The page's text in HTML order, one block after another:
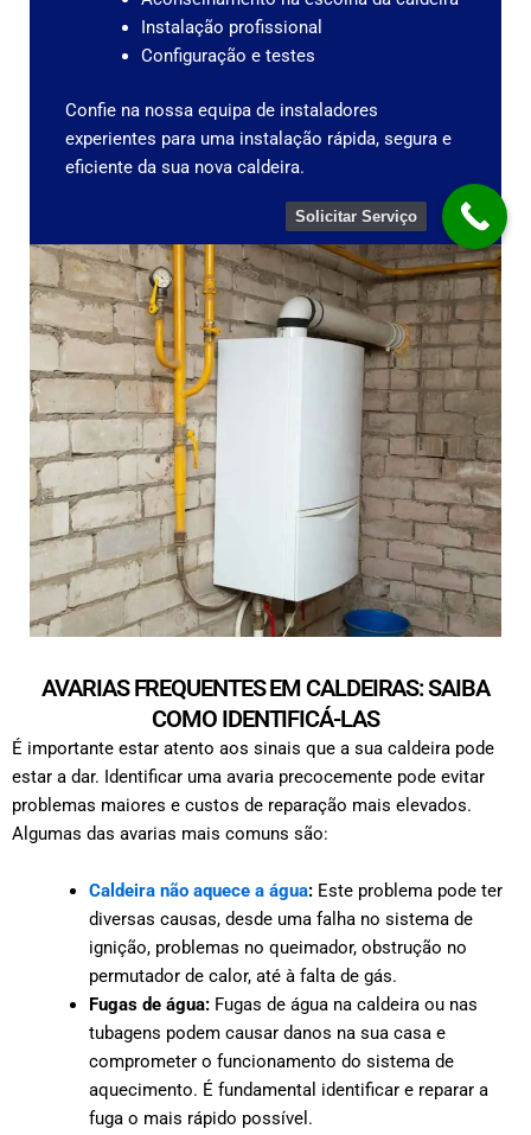
Instalação profissional
Configuração e testes
Confie na nossa equipa de instaladores
experientes para uma instalação rápida, segura e
eficiente da sua nova caldeira.
AVARIAS FREQUENTES EM CALDEIRAS: SAIBA
COMO IDENTIFICÁ-LAS
É importante estar atento aos sinais que a sua caldeira pode
estar a dar. Identificar uma avaria precocemente pode evitar
problemas maiores e custos de reparação mais elevados.
Algumas das avarias mais comuns são:
Caldeira não aquece a água: Este problema pode ter
diversas causas, desde uma falha no sistema de
ignição, problemas no queimador, obstrução no
permutador de calor, até à falta de gás.
Fugas de água: Fugas de água na caldeira ou nas
tubagens podem causar danos na sua casa e
comprometer o funcionamento do sistema de
aquecimento. É fundamental identificar e reparar a
fuga o mais rápido possível.
Solicitar Serviço